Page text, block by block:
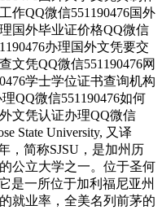
作QQ微信551190476国外
国外毕业证价格QQ微信
办理国外文凭要交
文凭QQ微信551190476网
学士学位证书查询机构
QQ微信551190476如何
文凭认证办理QQ微信
State University, 又译
，简称SJSU，是加州历
公立大学之一。位于圣何
是一所位于加利福尼亚州
就业率，全美名列前茅的